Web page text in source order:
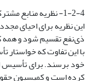
1-2-4- نظریه منابع مشترک یا مدیریت مشترک (همکاری مشترک و تعاون کشورهای حق‌آبه‌بر)
این نظریه برای احیای
ذی‌نفع تقسیم شود و همه
با این تفاوت که
خود برسند. برای تأسیس